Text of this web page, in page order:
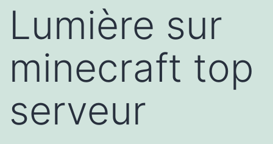
Lumière sur
minecraft top
serveur